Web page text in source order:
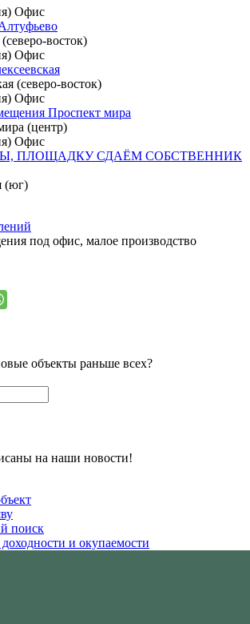
Офис
восток)
Офис
(северо-восток)
Офис
Проспект мира
(центр)
Офис
ПЛОЩАДКУ СДАЁM СОБСТВЕННИК
(юг)
под офис, малое производство
объекты раньше всех?
на наши новости!
поиск
и окупаемости